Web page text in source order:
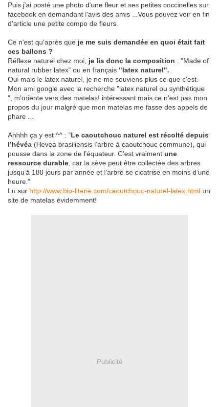
Puis j'ai posté une photo d'une fleur et ses petites coccinelles sur
facebook en demandant l'avis des amis ... Vous pouvez voir en fin
d'article une petite compo de fleurs.
Ce n'est qu'après que je me suis demandée en quoi était fait
ces ballons ?
Réflexe naturel chez moi, je lis donc la composition : "Made of
natural rubber latex" ou en français "latex naturel".
Oui mais le latex naturel, je ne me souviens plus ce que c'est.
Mon ami google avec la recherche "latex naturel ou synthétique
", m'oriente vers des matelas! intéressant mais ce n'est pas mon
propos du jour malgré que mon matelas me fasse des appels de
phare ...
Ahhhh ça y est ^^ : "Le caoutchouc naturel est récolté depuis
l’hévéa (Hevea brasiliensis l’arbre à caoutchouc commune), qui
pousse dans la zone de l’équateur. C’est vraiment une
ressource durable , car la sève peut être collectée des arbres
jusqu’à 180 jours par année et l’arbre se cicatrise en moins d’une
heure."
Lu sur http://www.bio-literie.com/caoutchouc-naturel-latex.html un
site de matelas évidemment!
Publicité